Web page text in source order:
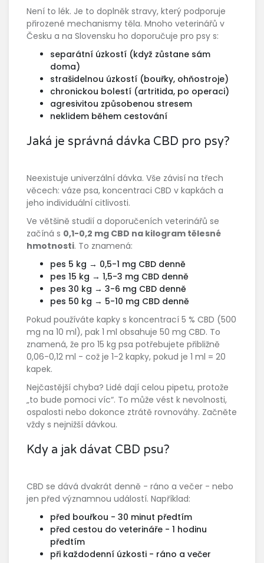
Není to lék. Je to doplněk stravy, který podporuje
přirozené mechanismy těla. Mnoho veterinářů v
Česku a na Slovensku ho doporučuje pro psy s:
separátní úzkostí (když zůstane sám
doma)
strašidelnou úzkostí (bouřky, ohňostroje)
chronickou bolestí (artritida, po operaci)
agresivitou způsobenou stresem
neklidem během cestování
Jaká je správná dávka CBD pro psy?
Neexistuje univerzální dávka. Vše závisí na třech
věcech: váze psa, koncentraci CBD v kapkách a
jeho individuální citlivosti.
Ve většině studií a doporučeních veterinářů se
začíná s 0,1-0,2 mg CBD na kilogram tělesné
hmotnosti. To znamená:
pes 5 kg → 0,5-1 mg CBD denně
pes 15 kg → 1,5-3 mg CBD denně
pes 30 kg → 3-6 mg CBD denně
pes 50 kg → 5-10 mg CBD denně
Pokud používáte kapky s koncentrací 5 % CBD (500
mg na 10 ml), pak 1 ml obsahuje 50 mg CBD. To
znamená, že pro 15 kg psa potřebujete přibližně
0,06-0,12 ml - což je 1-2 kapky, pokud je 1 ml = 20
kapek.
Nejčastější chyba? Lidé dají celou pipetu, protože
„to bude pomoci víc“. To může vést k nevolnosti,
ospalosti nebo dokonce ztrátě rovnováhy. Začněte
vždy s nejnižší dávkou.
Kdy a jak dávat CBD psu?
CBD se dává dvakrát denně - ráno a večer - nebo
jen před významnou událostí. Například:
před bouřkou - 30 minut předtím
před cestou do veterináře - 1 hodinu
předtím
při každodenní úzkosti - ráno a večer